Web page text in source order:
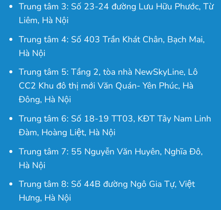
Trung tâm 3: Số 23-24 đường Lưu Hữu Phước, Từ
Liêm, Hà Nội
Trung tâm 4: Số 403 Trần Khát Chân, Bạch Mai,
Hà Nội
Trung tâm 5: Tầng 2, tòa nhà NewSkyLine, Lô
CC2 Khu đô thị mới Văn Quán- Yên Phúc, Hà
Đông, Hà Nội
Trung tâm 6: Số 18-19 TT03, KĐT Tây Nam Linh
Đàm, Hoàng Liệt, Hà Nội
Trung tâm 7: 55 Nguyễn Văn Huyên, Nghĩa Đô,
Hà Nội
Trung tâm 8: Số 44B đường Ngô Gia Tự, Việt
Hưng, Hà Nội